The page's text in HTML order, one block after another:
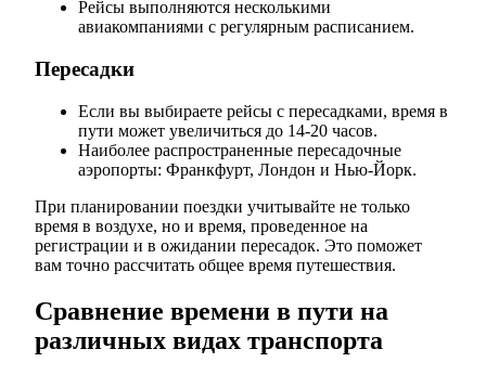
Рейсы выполняются несколькими
авиакомпаниями с регулярным расписанием.
Пересадки
Если вы выбираете рейсы с пересадками, время в
пути может увеличиться до 14-20 часов.
Наиболее распространенные пересадочные
аэропорты: Франкфурт, Лондон и Нью-Йорк.
При планировании поездки учитывайте не только
время в воздухе, но и время, проведенное на
регистрации и в ожидании пересадок. Это поможет
вам точно рассчитать общее время путешествия.
Сравнение времени в пути на
различных видах транспорта